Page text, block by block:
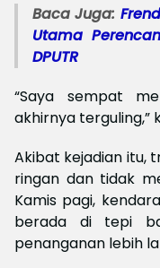
Baca Juga:
Utama
DPUTR
“Saya sempat
akhirnya terguling,”
Akibat kejadian itu,
ringan dan tidak
Kamis pagi,
berada di tepi
penanganan lebih